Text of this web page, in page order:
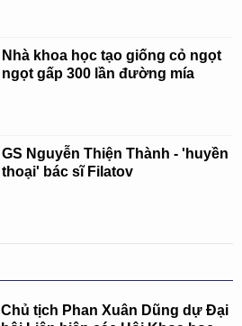
Nhà khoa học tạo giống cỏ ngọt
ngọt gấp 300 lần đường mía
GS Nguyễn Thiện Thành - 'huyền
thoại' bác sĩ Filatov
Chủ tịch Phan Xuân Dũng dự Đại